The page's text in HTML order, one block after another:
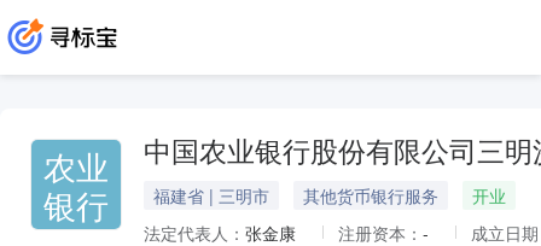
农业
银行
中国农业银行股份有限公司三明
福建省 | 三明市 其他货币银行服务
开业
法定代表人： 张金康 注册资本： -
成立日